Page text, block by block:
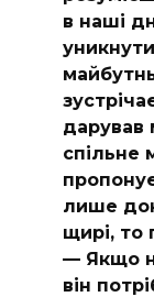
в наші
дарував
спільне
лише
щирі, то
— Якщо
він